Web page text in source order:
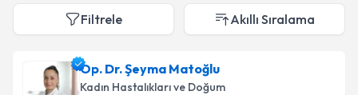
Filtrele Akıllı Sıralama
Op. Dr. Şeyma Matoğlu
Kadın Hastalıkları ve Doğum